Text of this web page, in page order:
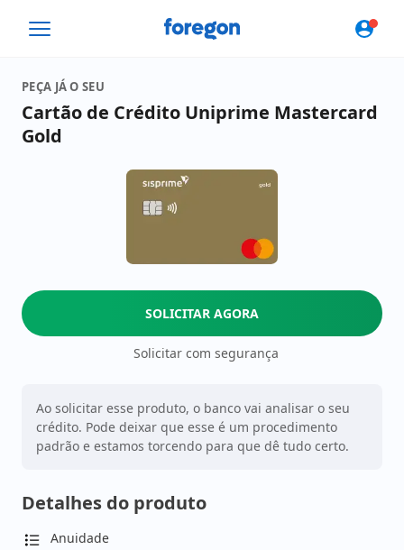
Foregon.com
PEÇA JÁ O SEU
Cartão de Crédito Uniprime Mastercard
Gold
SOLICITAR AGORA
Solicitar com segurança
Ao solicitar esse produto, o banco vai analisar o seu
crédito. Pode deixar que esse é um procedimento
padrão e estamos torcendo para que dê tudo certo.
Detalhes do produto
Anuidade